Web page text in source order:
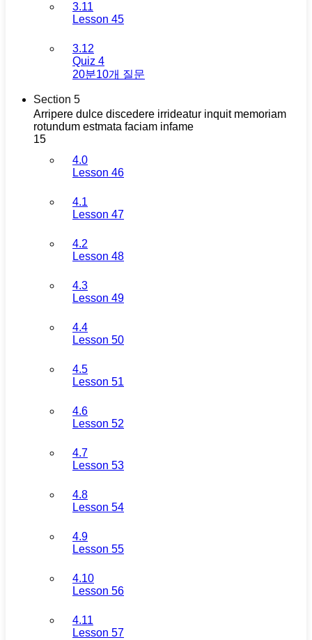
3.11
Lesson 45
3.12
Quiz 4
20분10개 질문
Section 5
Arripere dulce discedere irrideatur inquit memoriam
rotundum estmata faciam infame
15
4.0
Lesson 46
4.1
Lesson 47
4.2
Lesson 48
4.3
Lesson 49
4.4
Lesson 50
4.5
Lesson 51
4.6
Lesson 52
4.7
Lesson 53
4.8
Lesson 54
4.9
Lesson 55
4.10
Lesson 56
4.11
Lesson 57